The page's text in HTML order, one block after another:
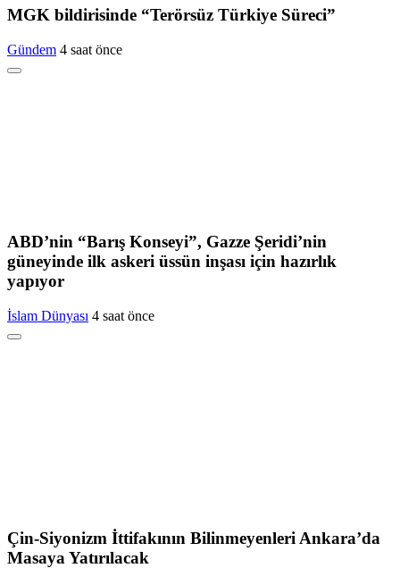
MGK bildirisinde “Terörsüz Türkiye Süreci”
Gündem 4 saat önce
ABD’nin “Barış Konseyi”, Gazze Şeridi’nin
güneyinde ilk askeri üssün inşası için hazırlık
yapıyor
İslam Dünyası 4 saat önce
Çin-Siyonizm İttifakının Bilinmeyenleri Ankara’da
Masaya Yatırılacak